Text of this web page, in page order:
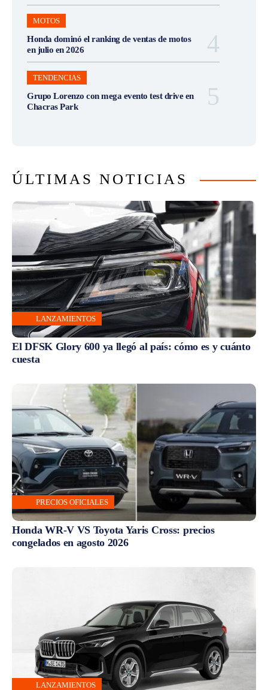
MOTOS
Honda dominó el ranking de ventas de motos
en julio en 2026
TENDENCIAS
Grupo Lorenzo con mega evento test drive en
Chacras Park
ÚLTIMAS NOTICIAS
LANZAMIENTOS
El DFSK Glory 600 ya llegó al país: cómo es y cuánto
cuesta
PRECIOS OFICIALES
Honda WR-V VS Toyota Yaris Cross: precios
congelados en agosto 2026
LANZAMIENTOS